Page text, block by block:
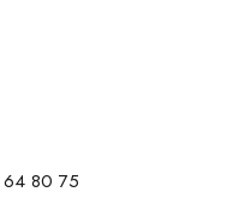
80 75